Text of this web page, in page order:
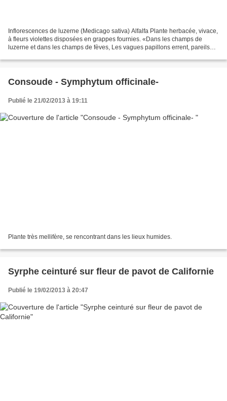
Inflorescences de luzerne (Medicago sativa) Alfalfa Plante herbacée, vivace,
à fleurs violettes disposées en grappes fournies. «Dans les champs de
luzerne et dans les champs de fèves, Les vagues papillons errent, pareils
Consoude - Symphytum officinale-
Publié le 21/02/2013 à 19:11
Plante très mellifère, se rencontrant dans les lieux humides.
Syrphe ceinturé sur fleur de pavot de Californie
Publié le 19/02/2013 à 20:47